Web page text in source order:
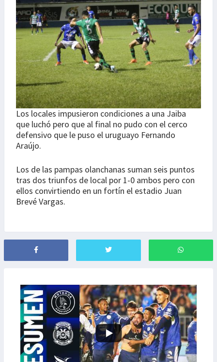
Los locales impusieron condiciones a una Jaiba
que luchó pero que al final no pudo con el cerco
defensivo que le puso el uruguayo Fernando
Araújo.
Los de las pampas olanchanas suman seis puntos
tras dos triunfos de local por 1-0 ambos pero con
ellos convirtiendo en un fortín el estadio Juan
Brevé Vargas.